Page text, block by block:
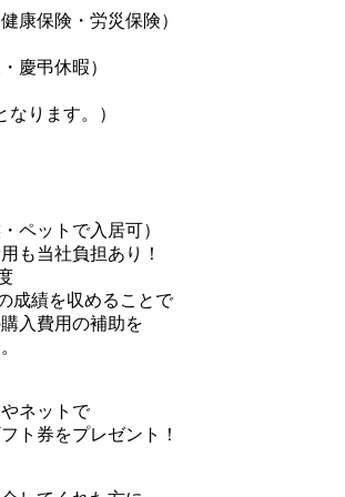
康保険・労災保険）
慶弔休暇）
なります。）
ペットで入居可）
も当社負担あり！
成績を収めることで
入費用の補助を
ネットで
ト券をプレゼント！